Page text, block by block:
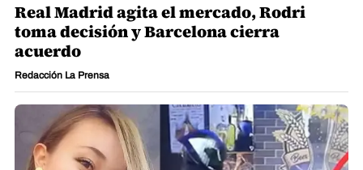
Real Madrid agita el mercado, Rodri
toma decisión y Barcelona cierra
acuerdo
Redacción La Prensa